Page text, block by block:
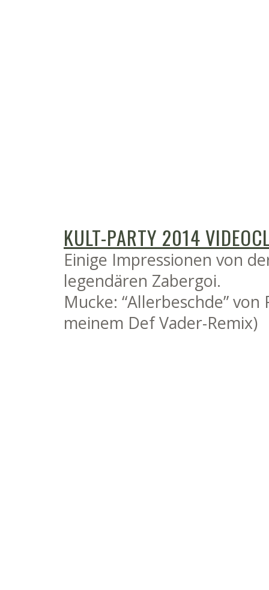
KULT-PARTY 2014
Einige Impressionen von
legendären Zabergoi.
Mucke: “Allerbeschde”
meinem Def Vader-Remix)